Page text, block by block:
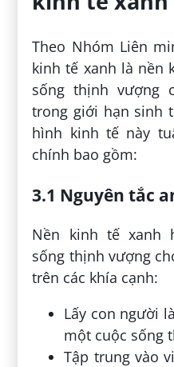
Theo Nhóm Liên
kinh tế xanh là nền
sống thịnh vượng
trong giới hạn sinh
hình kinh tế này
chính bao gồm:
3.1 Nguyên tắc
Nền kinh tế xanh
sống thịnh vượng
trên các khía cạnh:
Lấy con người
một cuộc sống
Tập trung vào